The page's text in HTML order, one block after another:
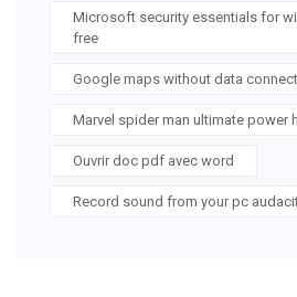
Microsoft security essentials for
free
Google maps without data
Marvel spider man ultimate power
Ouvrir doc pdf avec word
Record sound from your pc